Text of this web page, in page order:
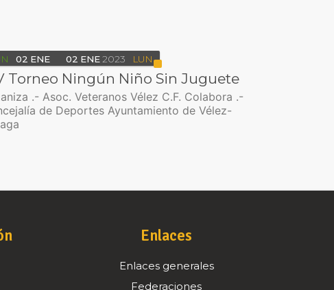
02 ENE 02 ENE 2023 LUN
Torneo Ningún Niño Sin Juguete
.- Asoc. Veteranos Vélez C.F. Colabora .-
de Deportes Ayuntamiento de Vélez-
Enlaces
Enlaces generales
Federaciones